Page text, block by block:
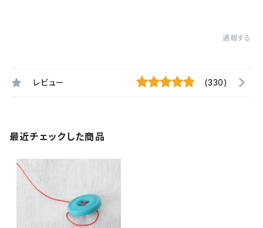
通報する
レビュー (330)
最近チェックした商品